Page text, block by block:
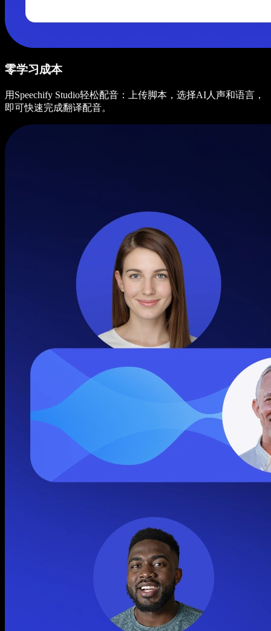
零学习成本
用Speechify Studio轻松配音：上传脚本，选择AI人声和语言，
即可快速完成翻译配音。